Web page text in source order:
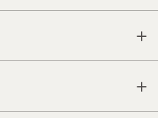
+
+